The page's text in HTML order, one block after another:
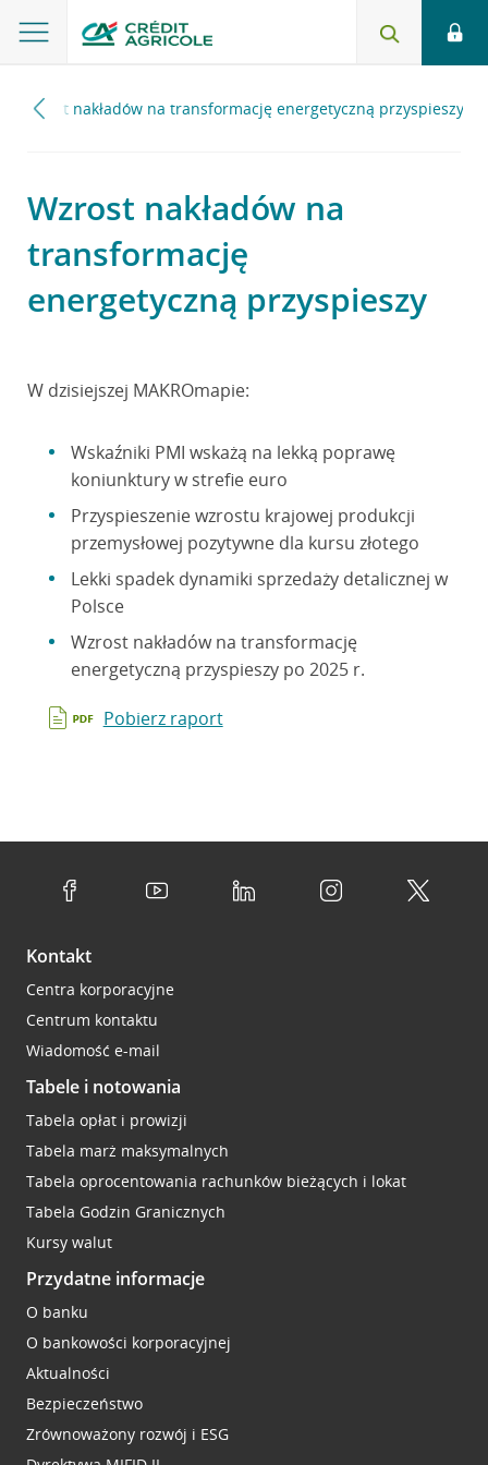
Wzrost nakładów na transformację energetyczną przyspieszy
Wzrost nakładów na
transformację
energetyczną przyspieszy
W dzisiejszej MAKROmapie:
Wskaźniki PMI wskażą na lekką poprawę
koniunktury w strefie euro
Przyspieszenie wzrostu krajowej produkcji
przemysłowej pozytywne dla kursu złotego
Lekki spadek dynamiki sprzedaży detalicznej w
Polsce
Wzrost nakładów na transformację
energetyczną przyspieszy po 2025 r.
Pobierz raport
Kontakt
Centra korporacyjne
Centrum kontaktu
Wiadomość e-mail
Tabele i notowania
Tabela opłat i prowizji
Tabela marż maksymalnych
Tabela oprocentowania rachunków bieżących i lokat
Tabela Godzin Granicznych
Kursy walut
Przydatne informacje
O banku
O bankowości korporacyjnej
Aktualności
Bezpieczeństwo
Zrównoważony rozwój i ESG